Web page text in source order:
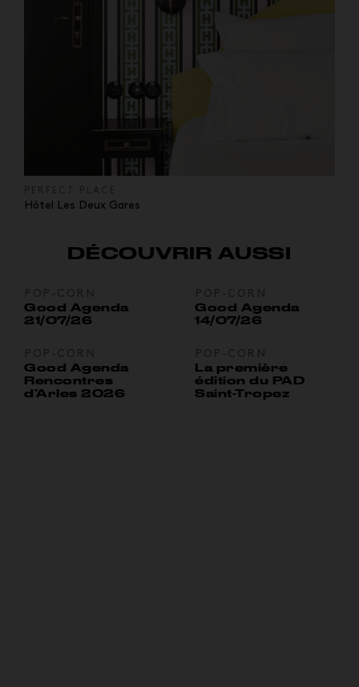
Hôtel Les Deux Gares
DÉCOUVRIR AUSSI
Good Agenda
21/07/26
Good Agenda
14/07/26
Good Agenda
Rencontres
d’Arles 2026
La première
édition du PAD
Saint-Tropez